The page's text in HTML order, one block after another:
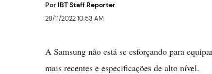
Por IBT Staff Reporter
28/11/2022 10:53 AM
A Samsung não está se esforçando para
mais recentes e especificações de alto nível.